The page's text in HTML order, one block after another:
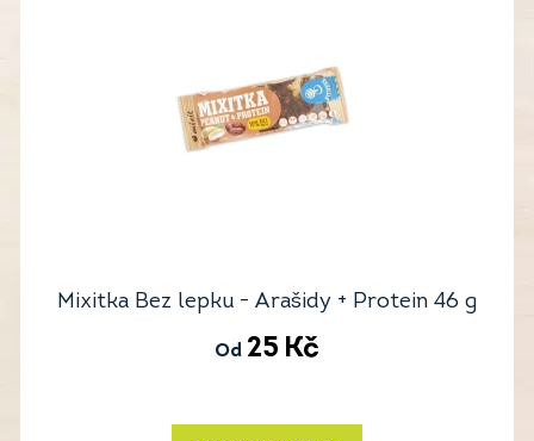
Mixitka Bez lepku - Arašidy + Protein 46 g
Od 25 Kč